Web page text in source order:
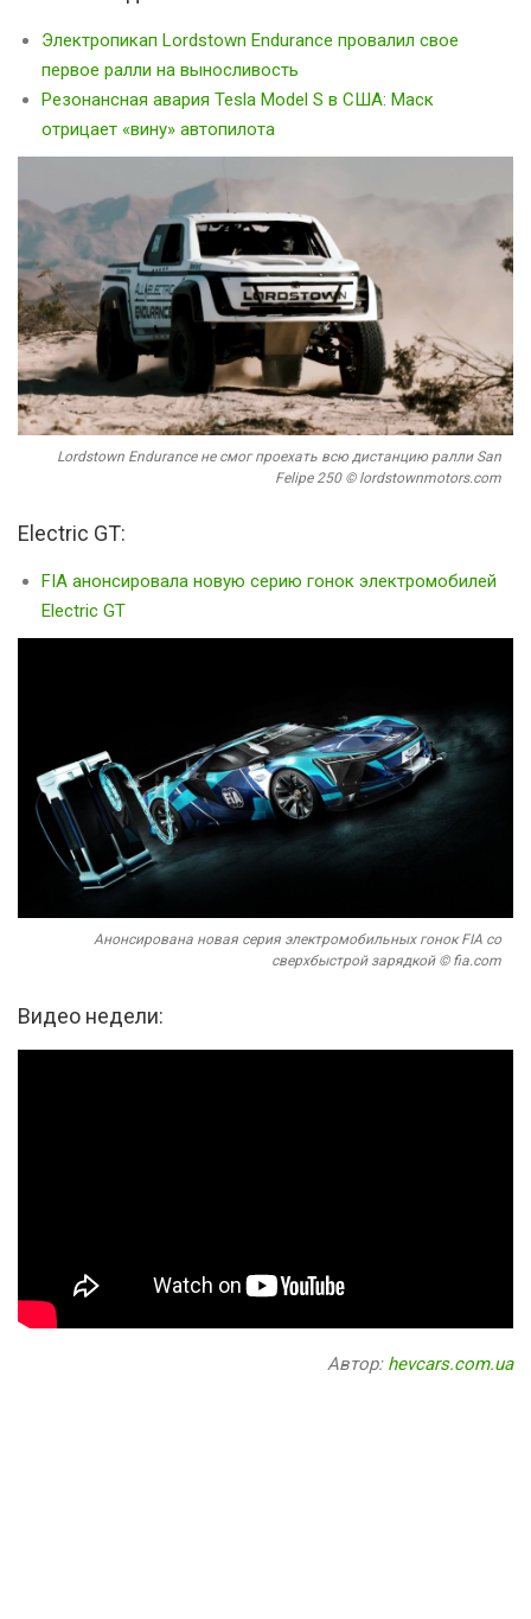
Электропикап Lordstown Endurance провалил свое
первое ралли на выносливость
Резонансная авария Tesla Model S в США: Маск
отрицает «вину» автопилота
Lordstown Endurance не смог проехать всю дистанцию ралли San
Felipe 250 © lordstownmotors.com
Electric GT:
FIA анонсировала новую серию гонок электромобилей
Electric GT
Анонсирована новая серия электромобильных гонок FIA со
сверхбыстрой зарядкой © fia.com
Видео недели:
Автор: hevcars.com.ua